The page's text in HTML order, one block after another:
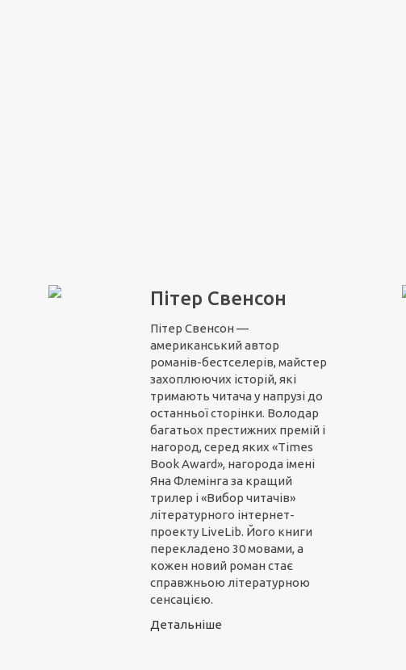
Пітер Свенсон
Пітер Свенсон —
американський автор
романів-бестселерів, майстер
захоплюючих історій, які
тримають читача у напрузі до
останньої сторінки. Володар
багатьох престижних премій і
нагород, серед яких «Times
Book Award», нагорода імені
Яна Флемінга за кращий
трилер і «Вибор читачів»
літературного інтернет-
проекту LiveLib. Його книги
перекладено 30 мовами, а
кожен новий роман стає
справжньою літературною
сенсацією.
Детальніше